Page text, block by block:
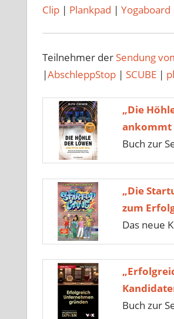
Clip| Plankpad | Yogaboard
Teilnehmer der Sendung
|AbschleppStop| SCUBE|
„Die
ankommt
Buch zur
„Die
zum
Das neue
Buch zur